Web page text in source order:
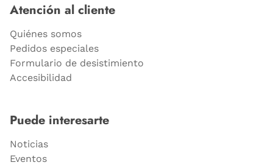
Atención al cliente
Quiénes somos
Pedidos especiales
Formulario de desistimiento
Accesibilidad
Puede interesarte
Noticias
Eventos